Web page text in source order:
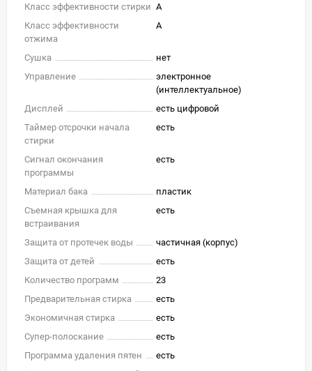
Класс эффективности стирки A
Класс эффективности
отжима
A
Сушка
нет
Управление
электронное
(интеллектуальное)
Дисплей
есть цифровой
Таймер отсрочки начала
стирки
есть
Сигнал окончания
программы
есть
Материал бака
пластик
Съемная крышка для
встраивания
есть
Защита от протечек воды
частичная (корпус)
Защита от детей
есть
Количество программ
23
Предварительная стирка
есть
Экономичная стирка
есть
Супер-полоскание
есть
Программа удаления пятен
есть